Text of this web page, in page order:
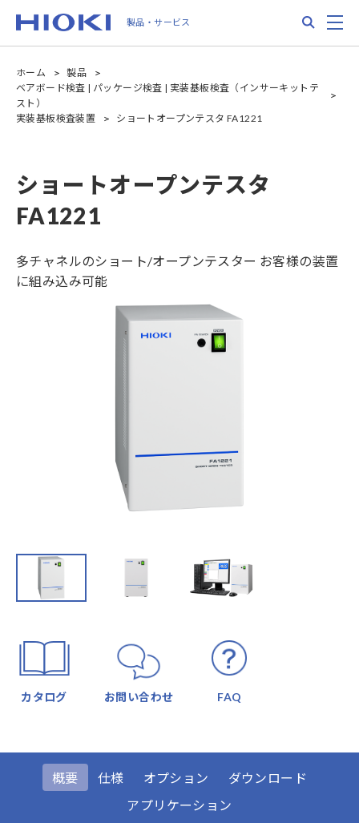
main
製品・サービス
ホーム
製品
ベアボード検査 | パッケージ検査 | 実装基板検査（インサーキットテ
スト）
実装基板検査装置
ショートオープンテスタ FA1221
ショートオープンテスタ
FA1221
多チャネルのショート/オープンテスター お客様の装置
に組み込み可能
カタログ お問い合わせ FAQ
概要 仕様 オプション
ダウンロード
アプリケーション